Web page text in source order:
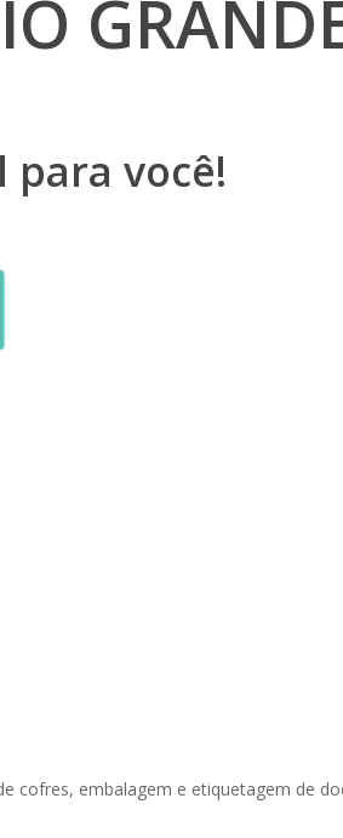
você!
cofres, embalagem e etiquetagem de